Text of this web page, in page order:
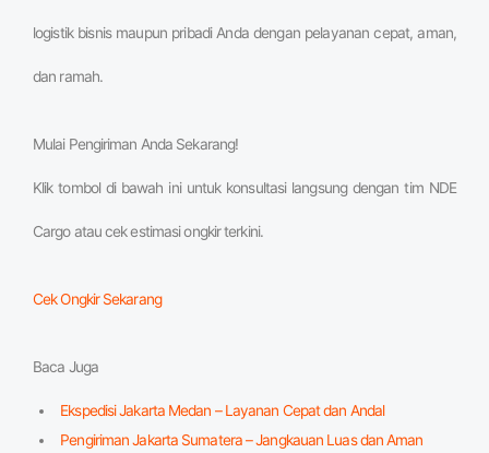
logistik bisnis maupun pribadi Anda dengan pelayanan cepat, aman,
dan ramah.
Mulai Pengiriman Anda Sekarang!
Klik tombol di bawah ini untuk konsultasi langsung dengan tim NDE
Cargo atau cek estimasi ongkir terkini.
Cek Ongkir Sekarang
Baca Juga
Ekspedisi Jakarta Medan – Layanan Cepat dan Andal
Pengiriman Jakarta Sumatera – Jangkauan Luas dan Aman